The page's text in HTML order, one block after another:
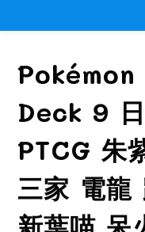
Deck 9
PTCG 朱
三家 電龍